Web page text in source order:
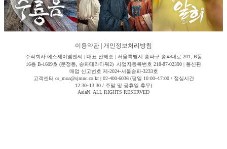
이용약관 개인정보처리방침
주식회사 에스제이엠엔씨 | 대표 안해조 | 서울특별시 송파구 송파대로 201, B동
16층 B-1609호 (문정동, 송파테라타워2) 사업자등록번호 218-87-02390 | 통신판
매업 신고번호 제-2024-서울송파-3233호
고객센터 cs_moa@sjmnc.co.kr | 02-400-6036 (평일 10:00~17:00 / 점심시간
12:30~13:30 / 주말 및 공휴일 휴무)
AsiaN. ALL RIGHTS RESERVED